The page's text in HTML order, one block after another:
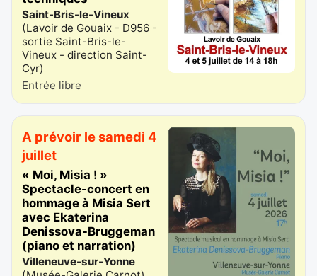
Saint-Bris-le-Vineux
(Lavoir de Gouaix - D956 -
sortie Saint-Bris-le-
Vineux - direction Saint-
Cyr)
Entrée libre
A prévoir le samedi 4
juillet
« Moi, Misia ! »
Spectacle-concert en
hommage à Misia Sert
avec Ekaterina
Denissova-Bruggeman
(piano et narration)
Villeneuve-sur-Yonne